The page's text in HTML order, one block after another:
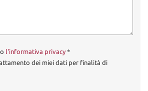
l'informativa privacy *
dei miei dati per finalità di